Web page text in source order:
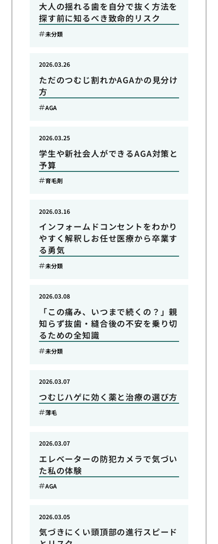
大人の揺れる歯を自分で抜く方法を
探す前に知るべき致命的リスク
未分類
ただのつむじ割れかAGAかの見分け
方
2026.03.26
AGA
学生や新社会人ができるAGA対策と
予算
2026.03.25
育毛剤
インフォームドコンセントをわかり
やすく解釈しお任せ医療から卒業す
る勇気
2026.03.16
未分類
「この痛み、いつまで続くの？」親
知らず抜歯・縫合後の不安を乗り切
るための全知識
2026.03.08
未分類
つむじハゲに効く薬と治療の選び方
2026.03.07
薄毛
エレベーターの防犯カメラで気づい
た私の体験
2026.03.07
AGA
気づきにくい頭頂部の進行スピード
2026.03.05